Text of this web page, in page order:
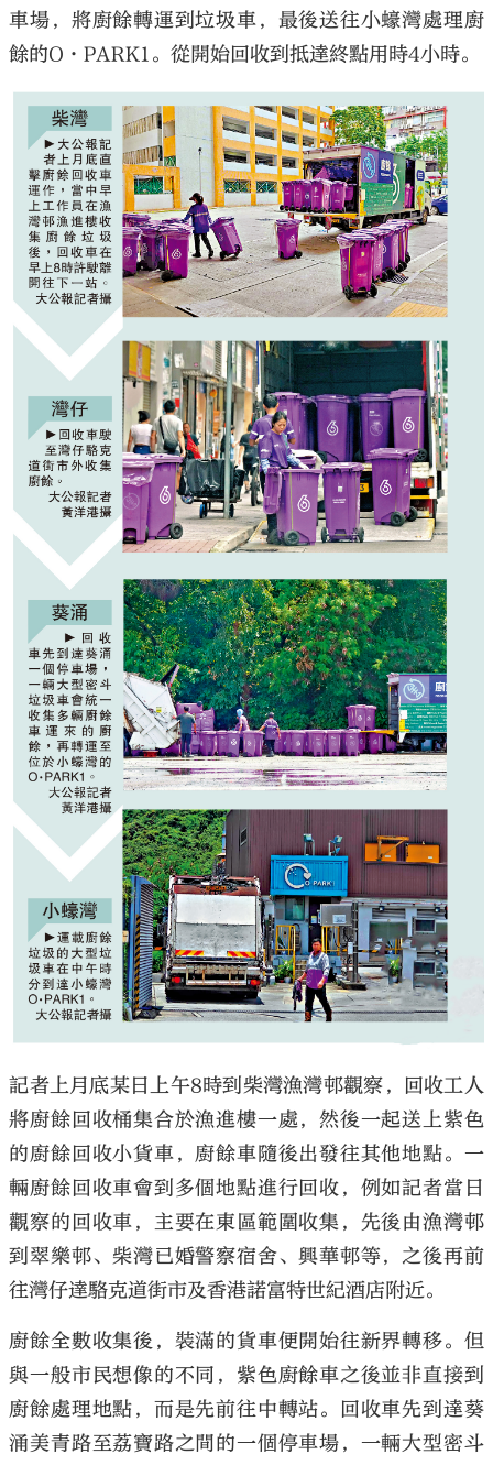
車場，將廚餘轉運到垃圾車，最後送往小蠔灣處理廚
餘的O·PARK1。從開始回收到抵達終點用時4小時。
記者上月底某日上午8時到柴灣漁灣邨觀察，回收工人
將廚餘回收桶集合於漁進樓一處，然後一起送上紫色
的廚餘回收小貨車，廚餘車隨後出發往其他地點。一
輛廚餘回收車會到多個地點進行回收，例如記者當日
觀察的回收車，主要在東區範圍收集，先後由漁灣邨
到翠樂邨、柴灣已婚警察宿舍、興華邨等，之後再前
往灣仔達駱克道街市及香港諾富特世紀酒店附近。
廚餘全數收集後，裝滿的貨車便開始往新界轉移。但
與一般市民想像的不同，紫色廚餘車之後並非直接到
廚餘處理地點，而是先前往中轉站。回收車先到達葵
涌美青路至荔寶路之間的一個停車場，一輛大型密斗